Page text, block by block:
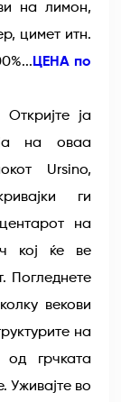
на лимон,
цимет итн.
ЦЕНА по
Откријте ја
на оваа
Ursino,
ги
на
кој ќе ве
Погледнете
векови
на
од грчката
Уживајте во